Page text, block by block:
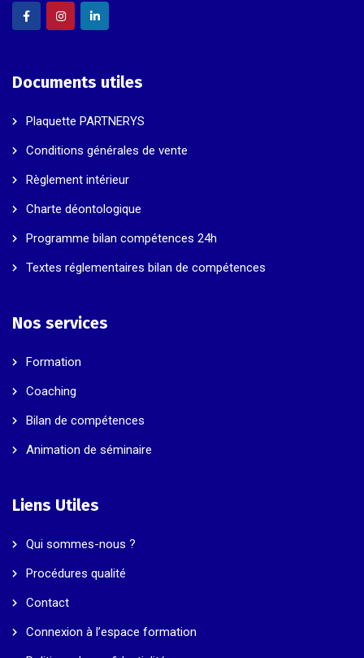
Documents utiles
Plaquette PARTNERYS
Conditions générales de vente
Règlement intérieur
Charte déontologique
Programme bilan compétences 24h
Textes réglementaires bilan de compétences
Nos services
Formation
Coaching
Bilan de compétences
Animation de séminaire
Liens Utiles
Qui sommes-nous ?
Procédures qualité
Contact
Connexion à l’espace formation